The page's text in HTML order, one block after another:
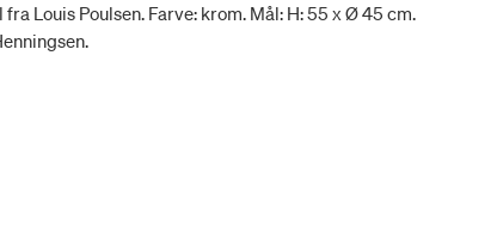
Louis Poulsen. Farve: krom. Mål: H: 55 x Ø 45 cm.